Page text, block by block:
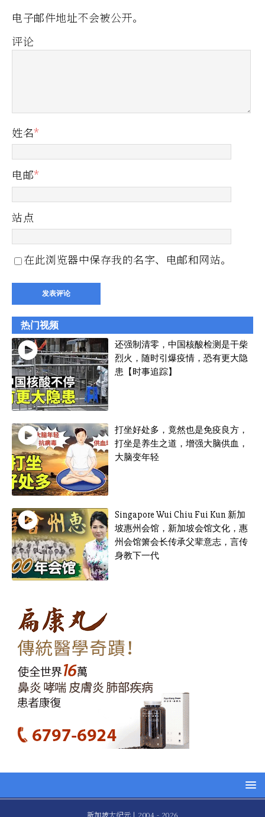
电子邮件地址不会被公开。
评论
姓名*
电邮*
站点
在此浏览器中保存我的名字、电邮和网站。
热门视频
还强制清零，中国核酸检测是干柴
烈火，随时引爆疫情，恐有更大隐
患【时事追踪】
打坐好处多，竟然也是免疫良方，
打坐是养生之道，增强大脑供血，
大脑变年轻
Singapore Wui Chiu Fui Kun 新加
坡惠州会馆，新加坡会馆文化，惠
州会馆箫会长传承父辈意志，言传
身教下一代
新加坡大纪元 | 2004 - 2026